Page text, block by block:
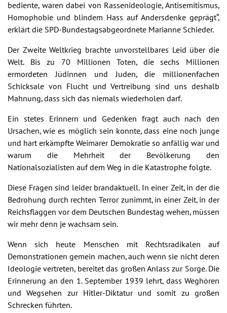
bediente, waren dabei von Rassenideologie, Antisemitismus,
Homophobie und blindem Hass auf Andersdenke geprägt“,
erklärt die SPD-Bundestagsabgeordnete Marianne Schieder.
Der Zweite Weltkrieg brachte unvorstellbares Leid über die
Welt. Bis zu 70 Millionen Toten, die sechs Millionen
ermordeten Jüdinnen und Juden, die millionenfachen
Schicksale von Flucht und Vertreibung sind uns deshalb
Mahnung, dass sich das niemals wiederholen darf.
Ein stetes Erinnern und Gedenken fragt auch nach den
Ursachen, wie es möglich sein konnte, dass eine noch junge
und hart erkämpfte Weimarer Demokratie so anfällig war und
warum die Mehrheit der Bevölkerung den
Nationalsozialisten auf dem Weg in die Katastrophe folgte.
Diese Fragen sind leider brandaktuell. In einer Zeit, in der die
Bedrohung durch rechten Terror zunimmt, in einer Zeit, in der
Reichsflaggen vor dem Deutschen Bundestag wehen, müssen
wir mehr denn je wachsam sein.
Wenn sich heute Menschen mit Rechtsradikalen auf
Demonstrationen gemein machen, auch wenn sie nicht deren
Ideologie vertreten, bereitet das großen Anlass zur Sorge. Die
Erinnerung an den 1. September 1939 lehrt, dass Weghören
und Wegsehen zur Hitler-Diktatur und somit zu großen
Schrecken führten.